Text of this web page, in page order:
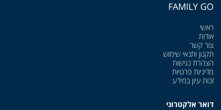
FAMILY GO
ראשי
אודות
צור קשר
תקנון ותנאי שימוש
הצהרת נגישות
מדיניות פרטיות
זכות עיון במידע
דואר אלקטרוני